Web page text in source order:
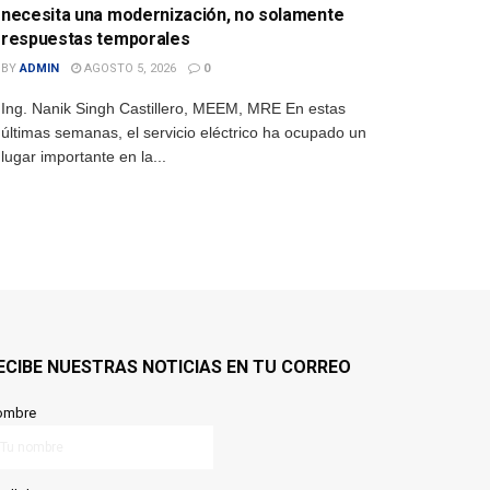
necesita una modernización, no solamente
respuestas temporales
BY ADMIN AGOSTO 5, 2026 0
Ing. Nanik Singh Castillero, MEEM, MRE En estas
últimas semanas, el servicio eléctrico ha ocupado un
lugar importante en la...
NUESTRAS NOTICIAS EN TU CORREO